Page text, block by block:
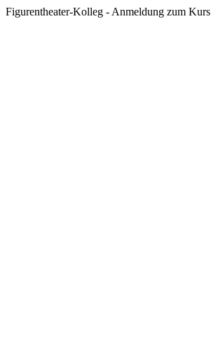
Figurentheater-Kolleg - Anmeldung zum Kurs